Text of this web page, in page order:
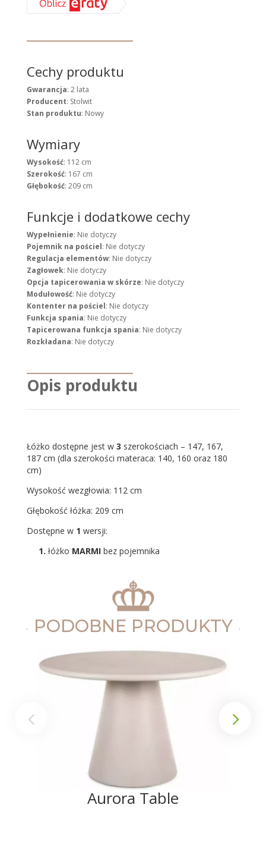
Cechy produktu
Gwarancja: 2 lata
Producent: Stolwit
Stan produktu: Nowy
Wymiary
Wysokość: 112 cm
Szerokość: 167 cm
Głębokość: 209 cm
Funkcje i dodatkowe cechy
Wypełnienie: Nie dotyczy
Pojemnik na pościel: Nie dotyczy
Regulacja elementów: Nie dotyczy
Zagłowek: Nie dotyczy
Opcja tapicerowania w skórze: Nie dotyczy
Modułowość: Nie dotyczy
Kontenter na pościel: Nie dotyczy
Funkcja spania: Nie dotyczy
Tapicerowana funkcja spania: Nie dotyczy
Rozkładana: Nie dotyczy
Opis produktu
Łóżko dostępne jest w 3 szerokościach – 147, 167,
187 cm (dla szerokości materaca: 140, 160 oraz 180
cm)
Wysokość wezgłowia: 112 cm
Głębokość łóżka: 209 cm
Dostępne w 1 wersji:
1. łóżko MARMIbez pojemnika
PODOBNE PRODUKTY
Aurora Table